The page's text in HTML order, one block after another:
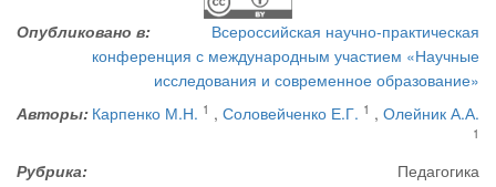
Опубликовано в:
Всероссийская научно-практическая
конференция с международным участием «Научные
исследования и современное образование»
Авторы: Карпенко М.Н. 1 , Соловейченко Е.Г. 1 , Олейник А.А.
1
Рубрика:
Педагогика